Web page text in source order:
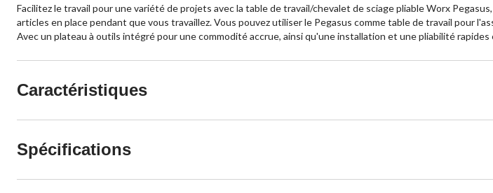
Facilitez le travail pour une variété de projets avec la table de travail/chevalet de sciage pliable Worx
articles en place pendant que vous travaillez. Vous pouvez utiliser le Pegasus comme table de travail pour
Avec un plateau à outils intégré pour une commodité accrue, ainsi qu'une installation et une pliabilité
Caractéristiques
Spécifications